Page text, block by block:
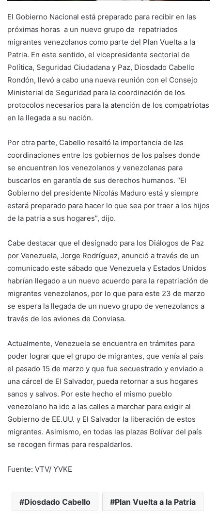
El Gobierno Nacional está preparado para recibir en las
próximas horas a un nuevo grupo de repatriados
migrantes venezolanos como parte del Plan Vuelta a la
Patria. En este sentido, el vicepresidente sectorial de
Política, Seguridad Ciudadana y Paz, Diosdado Cabello
Rondón, llevó a cabo una nueva reunión con el Consejo
Ministerial de Seguridad para la coordinación de los
protocolos necesarios para la atención de los compatriotas
en la llegada a su nación.
Por otra parte, Cabello resaltó la importancia de las
coordinaciones entre los gobiernos de los países donde
se encuentren los venezolanos y venezolanas para
buscarlos en garantía de sus derechos humanos. “El
Gobierno del presidente Nicolás Maduro está y siempre
estará preparado para hacer lo que sea por traer a los hijos
de la patria a sus hogares”, dijo.
Cabe destacar que el designado para los Diálogos de Paz
por Venezuela, Jorge Rodríguez, anunció a través de un
comunicado este sábado que Venezuela y Estados Unidos
habrían llegado a un nuevo acuerdo para la repatriación de
migrantes venezolanos, por lo que para este 23 de marzo
se espera la llegada de un nuevo grupo de venezolanos a
través de los aviones de Conviasa.
Actualmente, Venezuela se encuentra en trámites para
poder lograr que el grupo de migrantes, que venía al país
el pasado 15 de marzo y que fue secuestrado y enviado a
una cárcel de El Salvador, pueda retornar a sus hogares
sanos y salvos. Por este hecho el mismo pueblo
venezolano ha ido a las calles a marchar para exigir al
Gobierno de EE.UU. y El Salvador la liberación de estos
migrantes. Asimismo, en todas las plazas Bolívar del país
se recogen firmas para respaldarlos.
Fuente: VTV/ YVKE
Diosdado Cabello Plan Vuelta a la Patria